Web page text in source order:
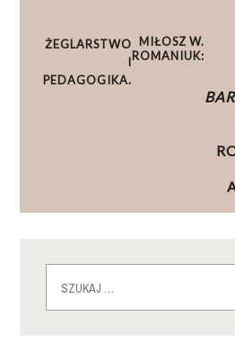
ŻEGLARSTWO
I
PEDAGOGIKA.
MIŁOSZ W.
ROMANIUK: